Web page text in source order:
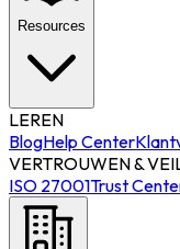
Resources
LEREN
BlogHelp Center
VERTROUWEN &
ISO 27001Trust